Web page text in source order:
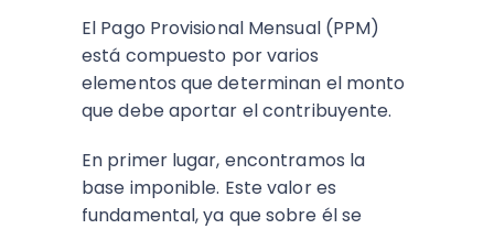
El Pago Provisional Mensual (PPM)
está compuesto por varios
elementos que determinan el monto
que debe aportar el contribuyente.
En primer lugar, encontramos la
base imponible. Este valor es
fundamental, ya que sobre él se